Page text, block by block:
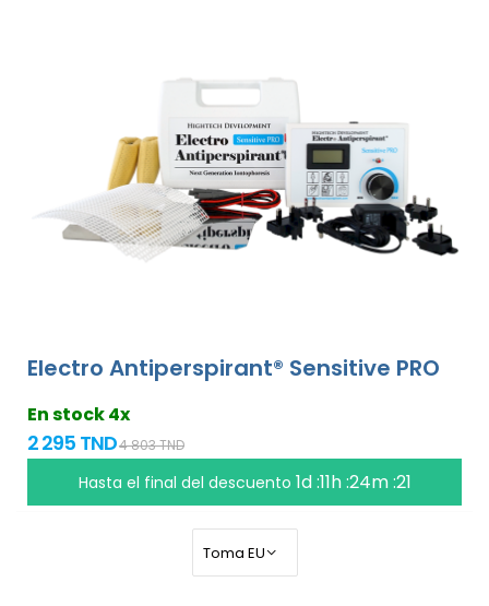
Electro Antiperspirant® Sensitive PRO
En stock 4x
2 295 TND4 803 TND
Hasta el final del descuento 1d :11h :24m :20